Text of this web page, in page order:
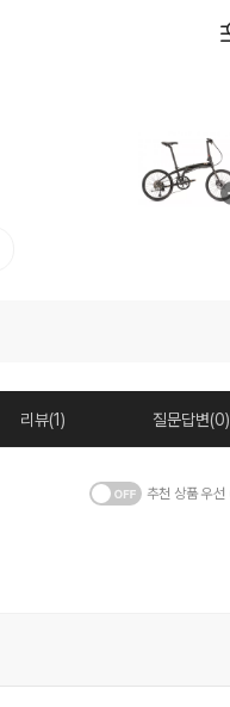
리뷰(1) 질문답변(0)
추천 상품 우선